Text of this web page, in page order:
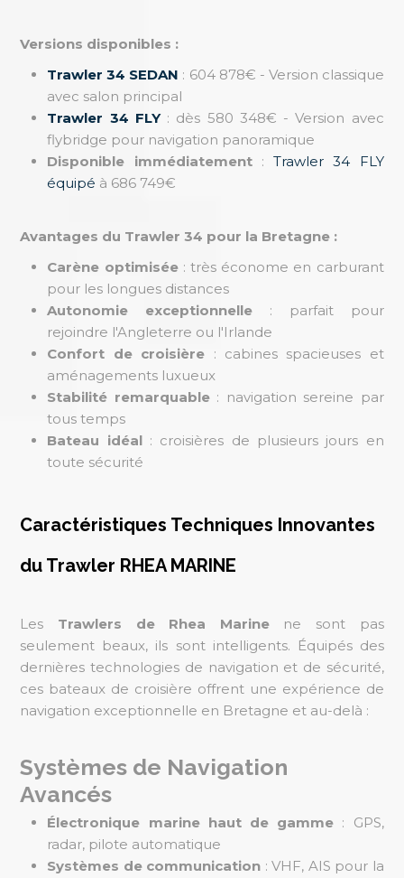
Versions disponibles :
Trawler 34 SEDAN : 604 878€ - Version classique
avec salon principal
Trawler 34 FLY: dès 580 348€ - Version avec
flybridge pour navigation panoramique
Disponible immédiatement:Trawler 34 FLY
équipé à 686 749€
Avantages du Trawler 34 pour la Bretagne :
Carène optimisée: très économe en carburant
pour les longues distances
Autonomie exceptionnelle : parfait pour
rejoindre l'Angleterre ou l'Irlande
Confort de croisière : cabines spacieuses et
aménagements luxueux
Stabilité remarquable: navigation sereine par
tous temps
Bateau idéal: croisières de plusieurs jours en
toute sécurité
Caractéristiques Techniques Innovantes
du Trawler RHEA MARINE
Les Trawlers de Rhea Marinene sont pas
seulement beaux, ils sont intelligents. Équipés des
dernières technologies de navigation et de sécurité,
ces bateaux de croisière offrent une expérience de
navigation exceptionnelle en Bretagne et au-delà :
Systèmes de Navigation
Avancés
Électronique marine haut de gamme : GPS,
radar, pilote automatique
Systèmes de communication : VHF, AIS pour la